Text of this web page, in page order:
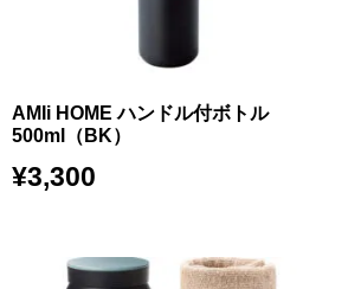
AMIi HOME ハンドル付ボトル
500ml（BK）
¥3,300